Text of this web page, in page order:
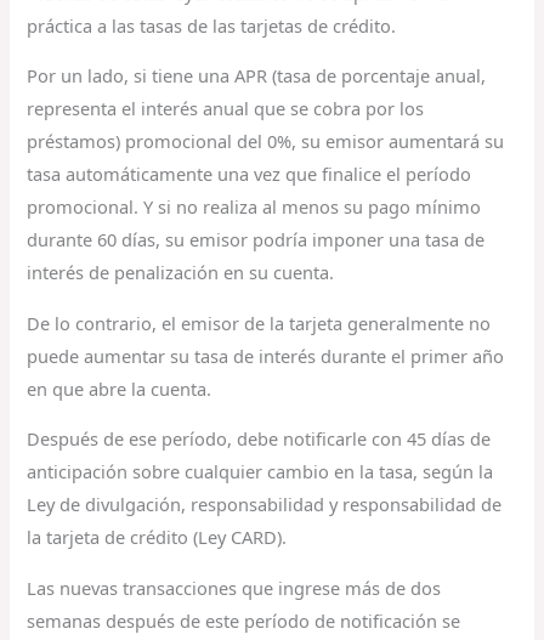
práctica a las tasas de las tarjetas de crédito.
Por un lado, si tiene una APR (tasa de porcentaje anual,
representa el interés anual que se cobra por los
préstamos) promocional del 0%, su emisor aumentará su
tasa automáticamente una vez que finalice el período
promocional. Y si no realiza al menos su pago mínimo
durante 60 días, su emisor podría imponer una tasa de
interés de penalización en su cuenta.
De lo contrario, el emisor de la tarjeta generalmente no
puede aumentar su tasa de interés durante el primer año
en que abre la cuenta.
Después de ese período, debe notificarle con 45 días de
anticipación sobre cualquier cambio en la tasa, según la
Ley de divulgación, responsabilidad y responsabilidad de
la tarjeta de crédito (Ley CARD).
Las nuevas transacciones que ingrese más de dos
semanas después de este período de notificación se